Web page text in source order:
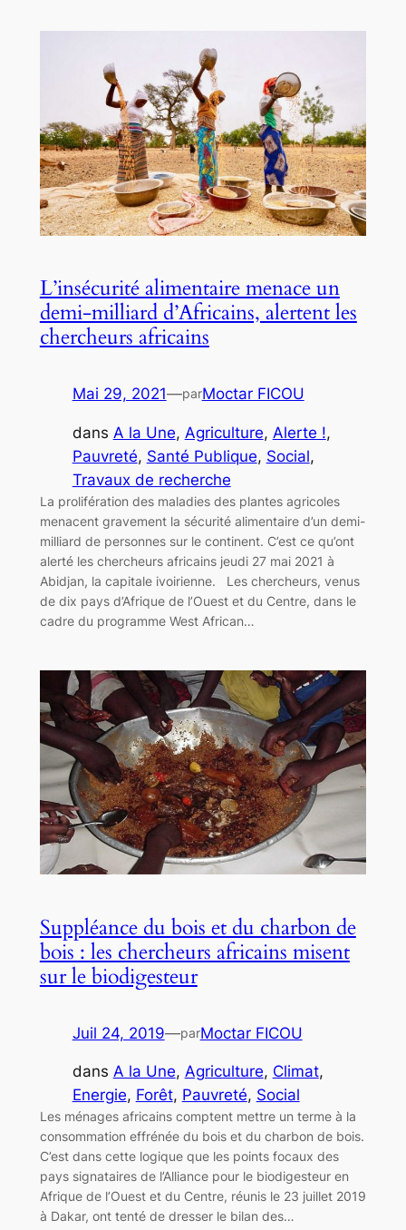
L’insécurité alimentaire menace un
demi-milliard d’Africains, alertent les
chercheurs africains
Mai 29, 2021—parMoctar FICOU
dans A la Une, Agriculture, Alerte !
Pauvreté, Santé Publique, Social
Travaux de recherche
La prolifération des maladies des plantes agricoles
menacent gravement la sécurité alimentaire d’un demi-
milliard de personnes sur le continent. C’est ce qu’ont
alerté les chercheurs africains jeudi 27 mai 2021 à
Abidjan, la capitale ivoirienne. Les chercheurs, venus
de dix pays d’Afrique de l’Ouest et du Centre, dans le
cadre du programme West African…
Suppléance du bois et du charbon de
bois : les chercheurs africains misent
sur le biodigesteur
Juil 24, 2019—parMoctar FICOU
dans A la Une, Agriculture, Climat
Energie, Forêt, Pauvreté, Social
Les ménages africains comptent mettre un terme à la
consommation effrénée du bois et du charbon de bois.
C’est dans cette logique que les points focaux des
pays signataires de l’Alliance pour le biodigesteur en
Afrique de l’Ouest et du Centre, réunis le 23 juillet 2019
à Dakar, ont tenté de dresser le bilan des…